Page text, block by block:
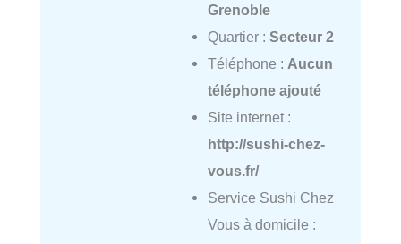
Grenoble
Quartier : Secteur 2
Téléphone : Aucun
téléphone ajouté
Site internet :
http://sushi-chez-
vous.fr/
Service Sushi Chez
Vous à domicile :